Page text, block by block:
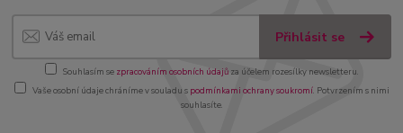
Přihlásit se
Souhlasím se zpracováním osobních údajůza účelem rozesílky newsletteru.
Vaše osobní údaje chráníme v souladu s podmínkami ochrany soukromí. Potvrzením s nimi
souhlasíte.